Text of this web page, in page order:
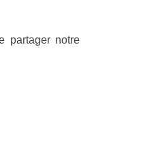
partager notre